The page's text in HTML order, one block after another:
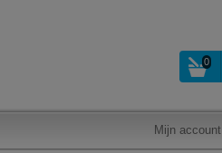
0
Mijn account